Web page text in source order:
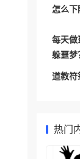
怎么
每天做
躲噩梦
道教符
热门